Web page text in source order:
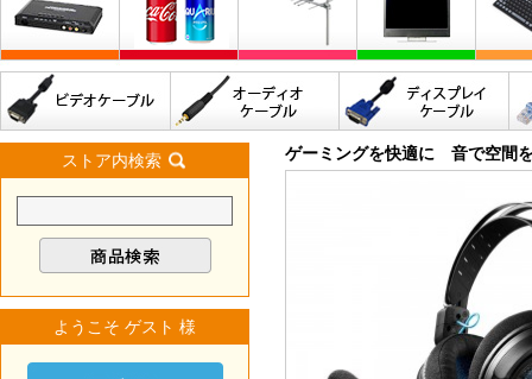
ストア内検索
ようこそ ゲスト 様
ゲーミングを快適に 音で空間